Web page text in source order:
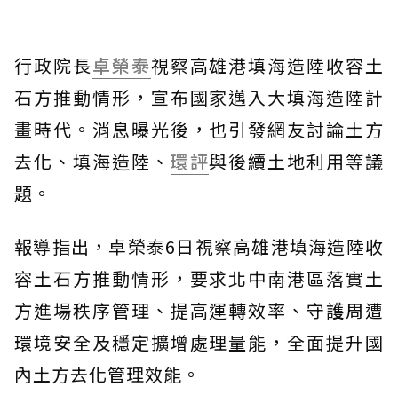
行政院長卓榮泰視察高雄港填海造陸收容土
石方推動情形，宣布國家邁入大填海造陸計
畫時代。消息曝光後，也引發網友討論土方
去化、填海造陸、 環評與後續土地利用等議
題。
報導指出，卓榮泰6日視察高雄港填海造陸收
容土石方推動情形，要求北中南港區落實土
方進場秩序管理、提高運轉效率、守護周遭
環境安全及穩定擴增處理量能，全面提升國
內土方去化管理效能。